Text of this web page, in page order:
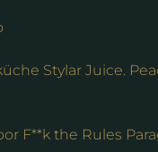
Stylar Juice.
F**k the Rules